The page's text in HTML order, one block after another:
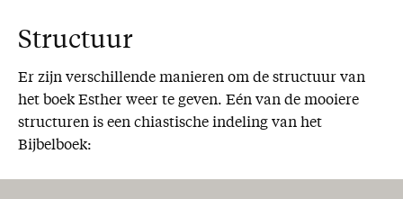
Structuur
Er zijn verschillende manieren om de structuur van
het boek Esther weer te geven. Eén van de mooiere
structuren is een chiastische indeling van het
Bijbelboek: